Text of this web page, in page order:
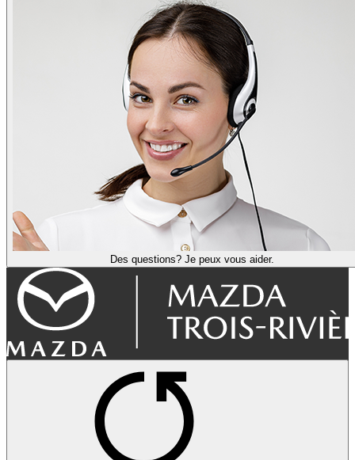
Des questions? Je peux vous aider.